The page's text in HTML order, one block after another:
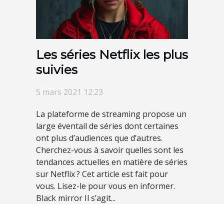
Les séries Netflix les plus
suivies
5 mars 2021 12:23
La plateforme de streaming propose un
large éventail de séries dont certaines
ont plus d’audiences que d’autres.
Cherchez-vous à savoir quelles sont les
tendances actuelles en matière de séries
sur Netflix ? Cet article est fait pour
vous. Lisez-le pour vous en informer.
Black mirror Il s’agit...